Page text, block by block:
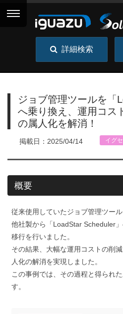
詳細検索
ジョブ管理ツールを「
へ乗り換え、運用コス
の属人化を解消！
掲載日：2025/04/14 イグ
概要
従来使用していたジョブ管理ツー
他社製から「LoadStar Scheduler
移行を行いました。
その結果、大幅な運用コストの削
人化の解消を実現しました。
この事例では、その過程と得られ
す。